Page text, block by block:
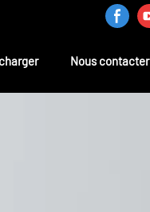
Nous contacter